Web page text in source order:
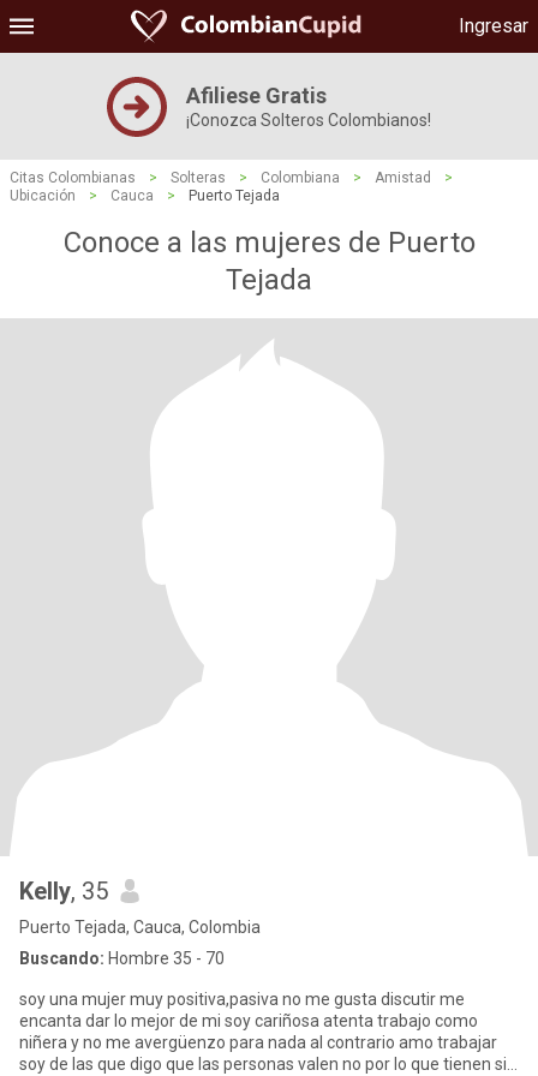
Ingresar
Afiliese Gratis
¡Conozca Solteros Colombianos!
Citas Colombianas > Solteras > Colombiana > Amistad
>
Ubicación
> Cauca > Puerto Tejada
Conoce a las mujeres de Puerto
Tejada
Kelly, 35
Puerto Tejada, Cauca, Colombia
Buscando: Hombre 35 - 70
soy una mujer muy positiva,pasiva no me gusta discutir me
encanta dar lo mejor de mi soy cariñosa atenta trabajo como
niñera y no me avergüenzo para nada al contrario amo trabajar
soy de las que digo que las personas valen no por lo que tienen si